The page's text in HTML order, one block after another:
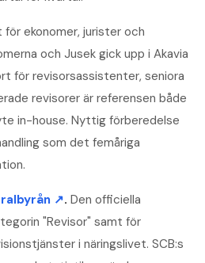
för ekonomer, jurister och
och Jusek gick upp i Akavia
för revisorsassistenter, seniora
revisorer är referensen både
in-house. Nyttig förberedelse
som det femåriga
↗. Den officiella
"Revisor" samt för
i näringslivet. SCB:s